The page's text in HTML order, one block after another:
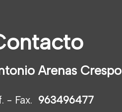
Arenas Crespo
- Fax. 963496477